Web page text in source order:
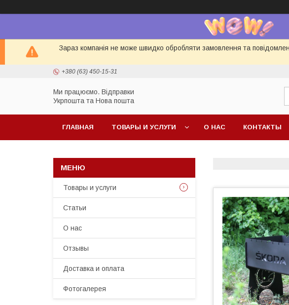
Зараз компанія не може швидко обробляти замовлення та
+380 (63) 450-15-31
Ми працюємо. Відправки
Укрпошта та Нова пошта
ГЛАВНАЯ ТОВАРЫ И УСЛУГИ О НАС КОНТАКТЫ
Товары и услуги
Статьи
О нас
Отзывы
Доставка и оплата
Фотогалерея